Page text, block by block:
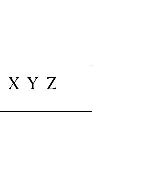
X Y Z